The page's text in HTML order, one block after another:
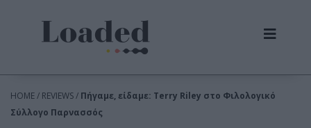
HOME / REVIEWS / Πήγαμε, είδαμε: Terry Riley στο Φιλολογικό
Σύλλογο Παρνασσός